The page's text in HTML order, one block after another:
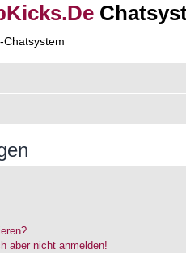
aber nicht anmelden!